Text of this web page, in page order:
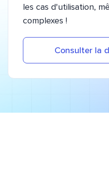
les cas d'utilisation,
complexes !
Consulter la